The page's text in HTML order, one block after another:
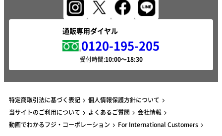
通販専用ダイヤル
0120-195-205
受付時間:
特定商取引法に基づく表記
個人情報保護方針について
当サイトのご利用について
よくあるご質問
会社情報
動画でわかるフジ・コーポレーション
For International Customers